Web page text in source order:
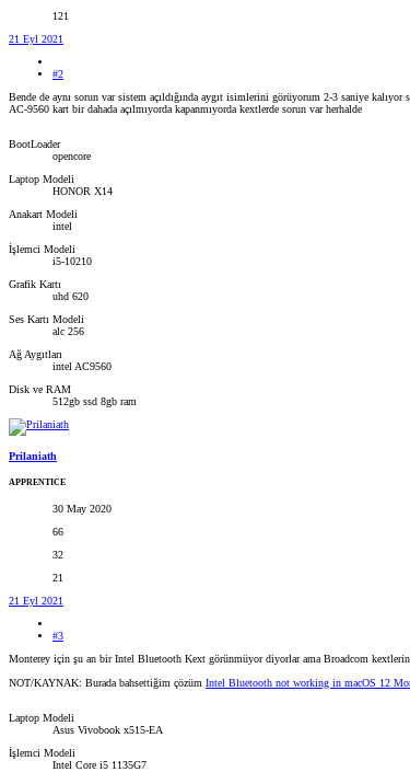
121
21 Eyl 2021
#2
Bende de aynı sorun var sistem açıldığında aygıt isimlerini görüyorum 2-3 saniye kalıyor
AC-9560 kart bir dahada açılmıyorda kapanmıyorda kextlerde sorun var herhalde
BootLoader
opencore
Laptop Modeli
HONOR X14
Anakart Modeli
intel
İşlemci Modeli
i5-10210
Grafik Kartı
uhd 620
Ses Kartı Modeli
alc 256
Ağ Aygıtları
intel AC9560
Disk ve RAM
512gb ssd 8gb ram
Prilaniath
APPRENTICE
30 May 2020
66
32
21
21 Eyl 2021
#3
Monterey için şu an bir Intel Bluetooth Kext görünmüyor diyorlar ama Broadcom
NOT/KAYNAK: Burada bahsettiğim çözüm Intel Bluetooth not working in macOS 12
Laptop Modeli
Asus Vivobook x515-EA
İşlemci Modeli
Intel Core i5 1135G7